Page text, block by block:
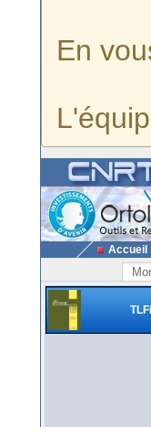
En
Accueil
TLFi